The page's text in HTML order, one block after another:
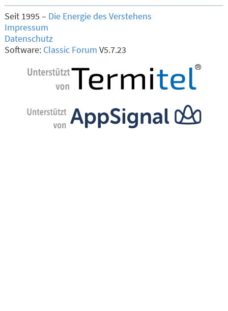
Seit 1995 – Die Energie des Verstehens
Impressum
Datenschutz
Software: Classic Forum V5.7.23